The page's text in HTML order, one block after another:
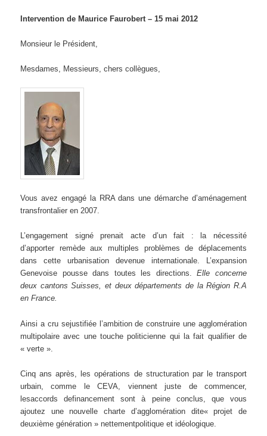
Intervention de Maurice Faurobert – 15 mai 2012
Monsieur le Président,
Mesdames, Messieurs, chers collègues,
Vous avez engagé la RRA dans une démarche d’aménagement
transfrontalier en 2007.
L’engagement signé prenait acte d’un fait : la nécessité
d’apporter remède aux multiples problèmes de déplacements
dans cette urbanisation devenue internationale. L’expansion
Genevoise pousse dans toutes les directions.Elle concerne
deux cantons Suisses, et deux départements de la Région R.A
en France.
Ainsi a cru sejustifiée l’ambition de construire une agglomération
multipolaire avec une touche politicienne qui la fait qualifier de
« verte ».
Cinq ans après, les opérations de structuration par le transport
urbain, comme le CEVA, viennent juste de commencer,
lesaccords definancement sont à peine conclus, que vous
ajoutez une nouvelle charte d’agglomération dite« projet de
deuxième génération » nettementpolitique et idéologique.